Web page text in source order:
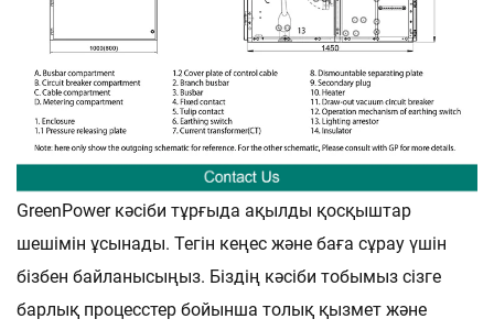
GreenPower кәсіби тұрғыда ақылды қосқыштар
шешімін ұсынады. Тегін кеңес және баға сұрау үшін
бізбен байланысыңыз. Біздің кәсіби тобымыз сізге
барлық процесстер бойынша толық қызмет және